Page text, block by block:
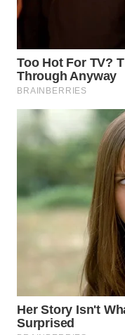
WN
KUNINGAN
MAJALENGKA
SUBANG
PURWAKARTA
WN